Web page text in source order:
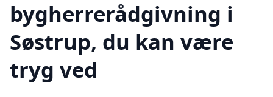
bygherrerådgivning i
Søstrup, du kan være
tryg ved